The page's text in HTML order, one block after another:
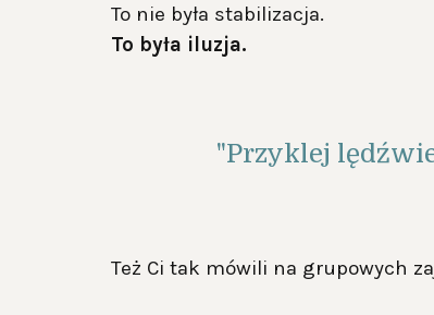
To nie była stabilizacja.
To była iluzja.
"Przyklej
Też Ci tak mówili na grupowych